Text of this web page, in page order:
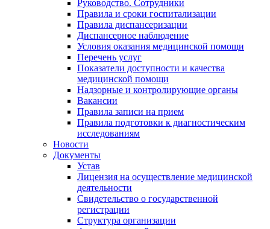
Руководство. Сотрудники
Правила и сроки госпитализации
Правила диспансеризации
Диспансерное наблюдение
Условия оказания медицинской помощи
Перечень услуг
Показатели доступности и качества
медицинской помощи
Надзорные и контролирующие органы
Вакансии
Правила записи на прием
Правила подготовки к диагностическим
исследованиям
Новости
Документы
Устав
Лицензия на осуществление медицинской
деятельности
Свидетельство о государственной
регистрации
Структура организации